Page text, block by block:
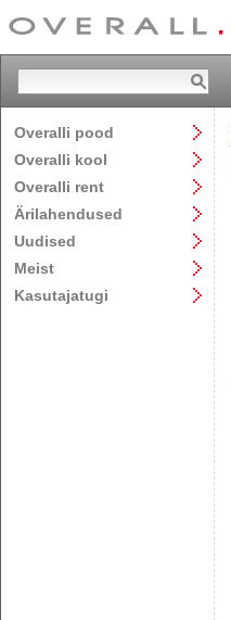
Overalli pood
Overalli kool
Overalli rent
Ärilahendused
Uudised
Meist
Kasutajatugi